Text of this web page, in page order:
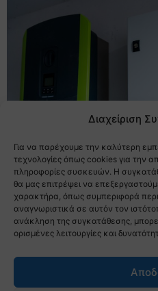
Διαχείριση
Για να παρέχουμε την καλύτερη
τεχνολογίες όπως cookies για την
πληροφορίες συσκευών. Η
θα μας επιτρέψει να
χαρακτήρα, όπως συμπεριφορά
αναγνωριστικά σε αυτόν τον
ανάκληση της συγκατάθεσης,
ορισμένες λειτουργίες και
ΠΟΛΙΤΙΚΗ